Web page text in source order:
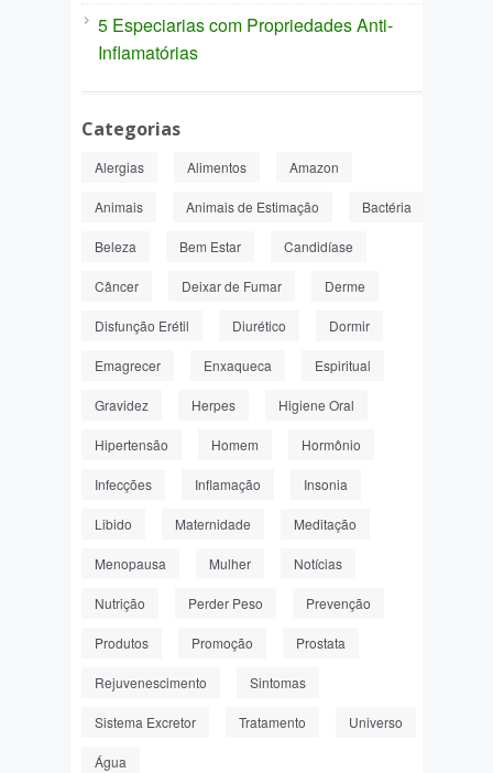
5 Especiarias com Propriedades Anti-
Inflamatórias
Categorias
Alergias Alimentos Amazon
Animais Animais de Estimação Bactéria
Beleza Bem Estar Candidíase
Câncer Deixar de Fumar Derme
Disfunção Erétil Diurético Dormir
Emagrecer Enxaqueca Espiritual
Gravidez Herpes Higiene Oral
Hipertensão Homem Hormônio
Infecções Inflamação Insonia
Libido Maternidade Meditação
Menopausa Mulher Notícias
Nutrição Perder Peso Prevenção
Produtos Promoção Prostata
Rejuvenescimento Sintomas
Sistema Excretor Tratamento Universo
Água